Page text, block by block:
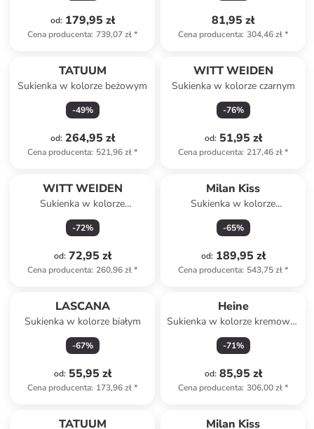
od: 179,95 zł
Cena producenta: 739,07 zł*
81,95 zł
Cena producenta: 304,46 zł*
TATUUM
Sukienka w kolorze beżowym
-49%
od: 264,95 zł
Cena producenta: 521,96 zł*
WITT WEIDEN
Sukienka w kolorze czarnym
-76%
od: 51,95 zł
Cena producenta: 217,46 zł*
WITT WEIDEN
Sukienka w kolorze
jasnozielono-pomarańczowym
-72%
od: 72,95 zł
Cena producenta: 260,96 zł*
Milan Kiss
Sukienka w kolorze
jasnoróżowo-biało-
pomarańczowym
-65%
od: 189,95 zł
Cena producenta: 543,75 zł*
LASCANA
Sukienka w kolorze białym
-67%
od: 55,95 zł
Cena producenta: 173,96 zł*
Heine
Sukienka w kolorze kremowo-
brązowym
-71%
od: 85,95 zł
Cena producenta: 306,00 zł*
TATUUM Milan Kiss